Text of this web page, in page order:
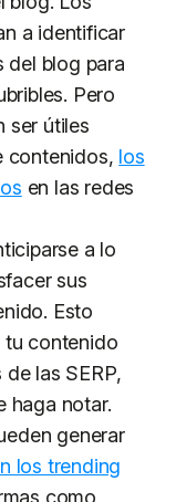
a identificar
del blog para
Pero
ser útiles
contenidos, los
en las redes
a lo
sus
Esto
tu contenido
las SERP,
haga notar.
generar
los trending
como